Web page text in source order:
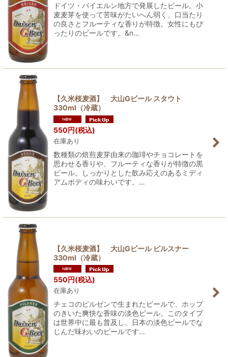
ドイツ・バイエルン地方で発展したビール。小
麦麦芽を使って苦味がたいへん弱く、口当たり
の良さとフルーティな香りが特徴。女性にもぴ
ったりのビールです。&n…
【久米桜麦酒】 大山Gビール スタウト
330ml（冷蔵）
550円(税込)
在庫あり
数種類の焙煎麦芽由来の珈琲やチョコレートを
思わせる香りや、フルーティな香りが特徴の黒
ビール。しっかりとした飲み応えのあるミディ
アムボディの味わいです。…
【久米桜麦酒】 大山Gビール ピルスナー
330ml（冷蔵）
550円(税込)
在庫あり
チェコのピルゼンで生まれたビールで、ホップ
のきいた爽快な香味の淡色ビール。このタイプ
は世界中に最も普及し、日本の淡色ビールでな
じんだ味わいのビールです…